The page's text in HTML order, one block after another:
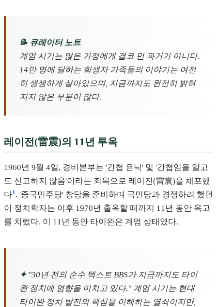
📝 큐레이터 노트
계엄 시기는 많은 가정에게 결코 먼 과거가 아니다.
14만 명에 달하는 희생자 가족들의 이야기는 여전
히 생생하게 살아있으며, 지금까지도 완전히 밝혀
지지 않은 부분이 많다.
레이전(雷震)의 11년 투옥
1960년 9월 4일, 경비본부는 '간첩 은닉' 및 '간첩임을 알고
도 신고하지 않음'이라는 죄목으로 레이전(雷震)을 체포했
다1 . '중국민주당' 창당을 준비하며 국민당과 경쟁하려 했던
이 정치학자는 이후 1970년 출옥할 때까지 11년 동안 옥고
를 치렀다. 이 11년 동안 타이완은 계엄 상태였다.
✦"30년 전의 순수 텍스트 BBS가 지금까지도 타이
완 정치에 영향을 미치고 있다." 계엄 시기는 현대
타이완 정치 발전의 핵심을 이해하는 열쇠이지만,